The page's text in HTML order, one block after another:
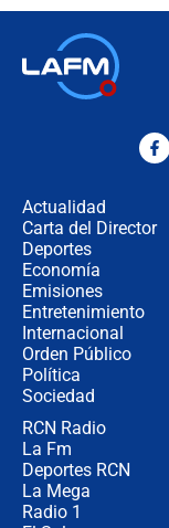
Actualidad
Carta del Director
Deportes
Economía
Emisiones
Entretenimiento
Internacional
Orden Público
Política
Sociedad
RCN Radio
La Fm
Deportes RCN
La Mega
Radio 1